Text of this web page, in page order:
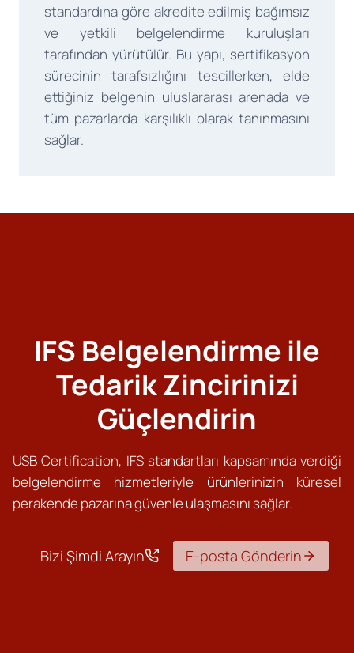
standardına göre akredite edilmiş bağımsız
ve yetkili belgelendirme kuruluşları
tarafından yürütülür. Bu yapı, sertifikasyon
sürecinin tarafsızlığını tescillerken, elde
ettiğiniz belgenin uluslararası arenada ve
tüm pazarlarda karşılıklı olarak tanınmasını
sağlar.
IFS Belgelendirme ile
Tedarik Zincirinizi
Güçlendirin
USB Certification, IFS standartları kapsamında verdiği
belgelendirme hizmetleriyle ürünlerinizin küresel
perakende pazarına güvenle ulaşmasını sağlar.
Bizi Şimdi Arayın E-posta Gönderin